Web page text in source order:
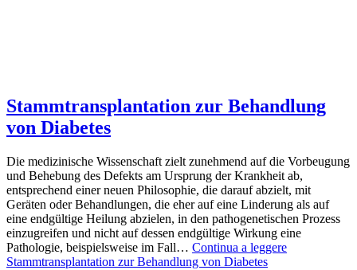
Stammtransplantation zur Behandlung
von Diabetes
Die medizinische Wissenschaft zielt zunehmend auf die Vorbeugung
und Behebung des Defekts am Ursprung der Krankheit ab,
entsprechend einer neuen Philosophie, die darauf abzielt, mit
Geräten oder Behandlungen, die eher auf eine Linderung als auf
eine endgültige Heilung abzielen, in den pathogenetischen Prozess
einzugreifen und nicht auf dessen endgültige Wirkung eine
Pathologie, beispielsweise im Fall… Continua a leggere
Stammtransplantation zur Behandlung von Diabetes